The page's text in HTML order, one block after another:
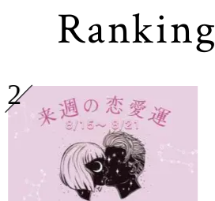
Ranking